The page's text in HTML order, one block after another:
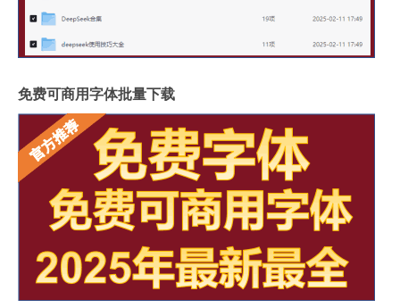
免费可商用字体批量下载